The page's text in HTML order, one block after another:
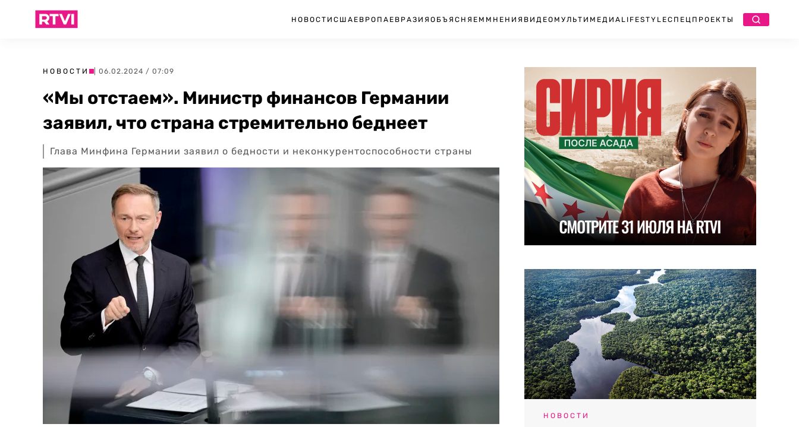
НОВОСТИ США ЕВРОПА ЕВРАЗИЯ ОБЪЯСНЯЕМ МНЕНИЯ ВИДЕО МУЛЬТИМЕДИА LIFESTYLEСПЕЦПРОЕКТЫ
НОВОСТИ | 06.02.2024 / 07:09
«Мы отстаем». Министр финансов Германии
заявил, что страна стремительно беднеет
Глава Минфина Германии заявил о бедности и неконкурентоспособности страны
НОВОСТИ